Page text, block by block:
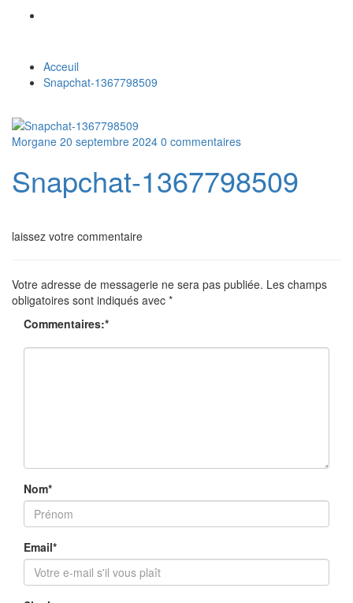
Acceuil
Snapchat-1367798509
Morgane 20 septembre 2024 0 commentaires
Snapchat-1367798509
laissez votre commentaire
Votre adresse de messagerie ne sera pas publiée. Les champs
obligatoires sont indiqués avec *
Commentaires:*
Nom*
Email*